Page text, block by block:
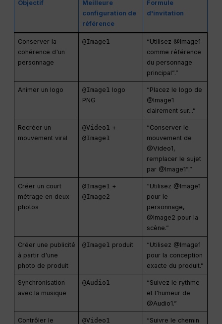
Objectif
Meilleure
configuration de
référence
Formule
d'invitation
Conserver la
cohérence d'un
personnage
@Image1
“Utilisez @Image1
comme référence
du personnage
principal”.”
Animer un logo @Image1 logo
PNG
“Placez le logo de
@Image1
clairement sur...”
Recréer un
mouvement viral
@Video1 +
@Image1
“Conserver le
mouvement de
@Video1,
remplacer le sujet
par @Image1”.”
Créer un court
métrage en deux
photos
@Image1 +
@Image2
“Utilisez @Image1
pour le
personnage,
@Image2 pour la
scène.”
Créer une publicité
à partir d'une
photo de produit
@Image1 produit
“Utilisez @Image1
pour la conception
exacte du produit.”
Synchronisation
avec la musique
@Audio1
“Suivez le rythme
et l'humeur de
@Audio1.”
Contrôler le
@Video1
“Suivre le chemin